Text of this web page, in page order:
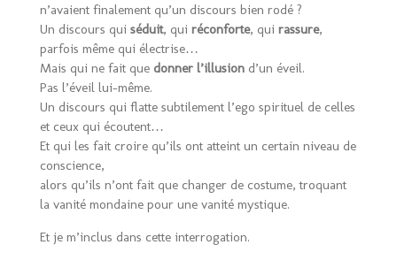
n’avaient finalement qu’un discours bien rodé ?
Un discours qui séduit, qui réconforte, qui rassure,
parfois même qui électrise…
Mais qui ne fait que donner l’illusiond’un éveil.
Pas l’éveil lui-même.
Un discours qui flatte subtilement l’ego spirituel de celles
et ceux qui écoutent…
Et qui les fait croire qu’ils ont atteint un certain niveau de
conscience,
alors qu’ils n’ont fait que changer de costume, troquant
la vanité mondaine pour une vanité mystique.
Et je m’inclus dans cette interrogation.